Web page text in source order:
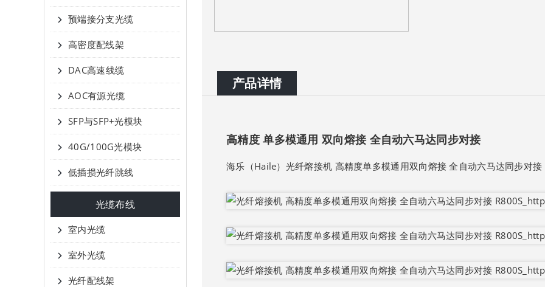
预端接分支光缆
高密度配线架
DAC高速线缆
AOC有源光缆
SFP与SFP+光模块
40G/100G光模块
低插损光纤跳线
光缆布线
室内光缆
室外光缆
光纤配线架
产品详情
高精度 单多模通用 双向熔接 全自动六马达同步对接
海乐（Haile）光纤熔接机 高精度单多模通用双向熔接 全自动六马达同步对接